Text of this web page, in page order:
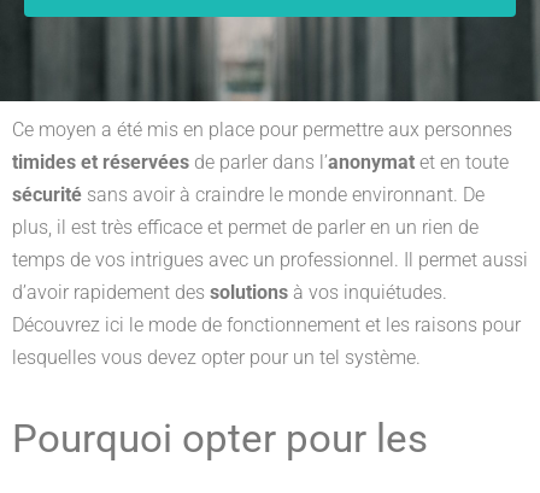
Ce moyen a été mis en place pour permettre aux personnes
timides et réservées de parler dans l’anonymat et en toute
sécurité sans avoir à craindre le monde environnant. De
plus, il est très efficace et permet de parler en un rien de
temps de vos intrigues avec un professionnel. Il permet aussi
d’avoir rapidement des solutions à vos inquiétudes.
Découvrez ici le mode de fonctionnement et les raisons pour
lesquelles vous devez opter pour un tel système.
Pourquoi opter pour les